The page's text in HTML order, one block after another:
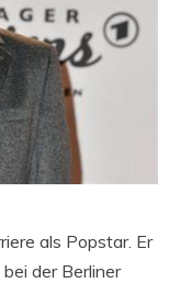
als Popstar. Er
der Berliner